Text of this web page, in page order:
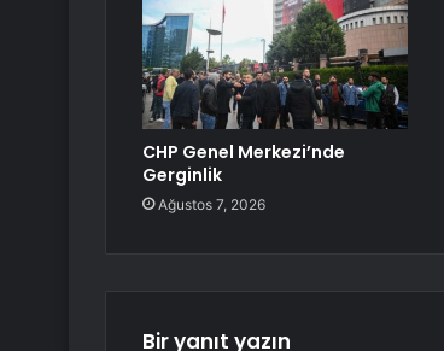
CHP Genel Merkezi’nde
Gerginlik
Ağustos 7, 2026
Bir yanıt yazın